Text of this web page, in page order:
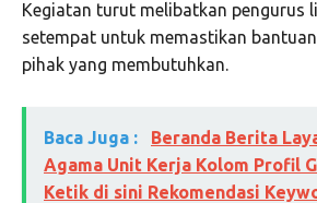
Kegiatan turut melibatkan pengurus
setempat untuk memastikan
pihak yang membutuhkan.
Baca Juga :
Beranda Berita
Agama Unit Kerja Kolom Profil
Ketik di sini Rekomendasi